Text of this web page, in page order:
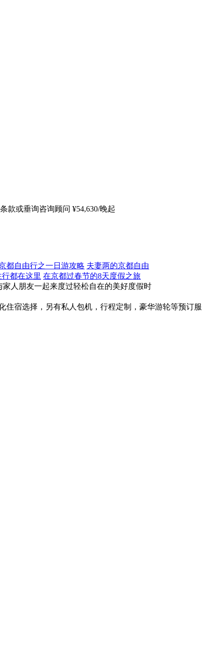
款或垂询咨询顾问 ¥54,630/晚起
都自由行之一日游攻略 夫妻两的京都自由
都在这里 在京都过春节的8天度假之旅
人朋友一起来度过轻松自在的美好度假时
宿选择，另有私人包机，行程定制，豪华游轮等预订服